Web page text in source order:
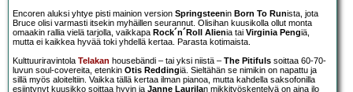
Encoren aluksi yhtye pisti mainion version Springsteenin Born To Runista, jota
Bruce olisi varmasti itsekin myhäillen seurannut. Olisihan kuusikolla ollut monta
omaakin rallia vielä tarjolla, vaikkapa Rock´n´Roll Alienia tai Virginia Pengiä,
mutta ei kaikkea hyvää toki yhdellä kertaa. Parasta kotimaista.
Kulttuuriravintola Telakan housebändi – tai yksi niistä – The Pitifuls soittaa 60-70-
luvun soul-covereita, etenkin Otis Reddingiä. Sieltähän se nimikin on napattu ja
sillä myös aloiteltiin. Vaikka tällä kertaa ilman pianoa, mutta kahdella saksofonilla
esiintynyt kuusikko soittaa hyvin ja Janne Laurilan mikkityöskentelyä on aina ilo